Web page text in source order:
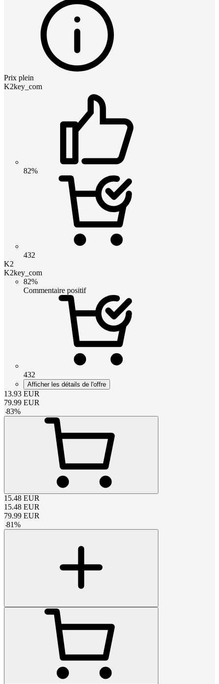
Prix plein
K2key_com
82%
432
K2
K2key_com
82%
Commentaire positif
432
Afficher les détails de l'offre
13.93 EUR
79.99 EUR
-83%
15.48 EUR
15.48 EUR
79.99 EUR
-81%